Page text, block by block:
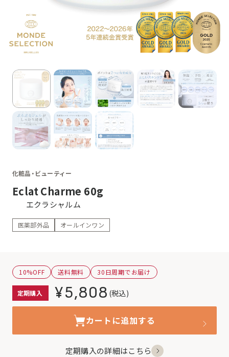
化粧品・ ビューティー
Eclat Charme 60g
エクラシャルム
医薬部外品 オールインワン
10%OFF 送料無料 30日周期でお届け
定期購入 ¥5,808 (税込)
カートに追加する
定期購入の詳細はこちら